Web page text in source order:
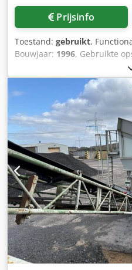
Prijsinfo
Toestand: gebruikt,
Bouwjaar: 1996, Gebruikte
Avjbhorf -Afvoersysteem -